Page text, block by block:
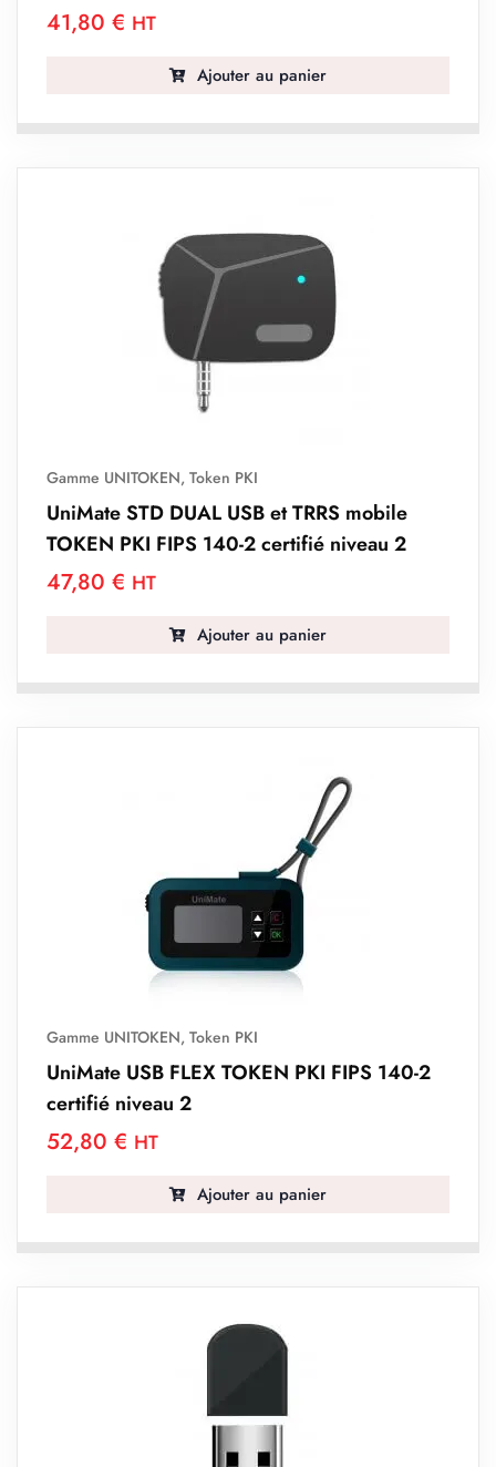
41,80 € HT
Ajouter au panier
Gamme UNITOKEN, Token PKI
UniMate STD DUAL USB et TRRS mobile
TOKEN PKI FIPS 140-2 certifié niveau 2
47,80 € HT
Ajouter au panier
Gamme UNITOKEN, Token PKI
UniMate USB FLEX TOKEN PKI FIPS 140-2
certifié niveau 2
52,80 € HT
Ajouter au panier